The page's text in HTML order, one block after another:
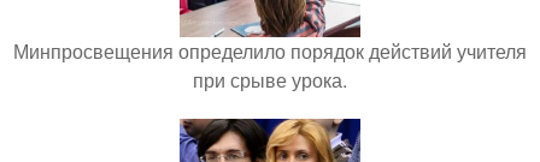
Минпросвещения определило порядок действий учителя
при срыве урока.